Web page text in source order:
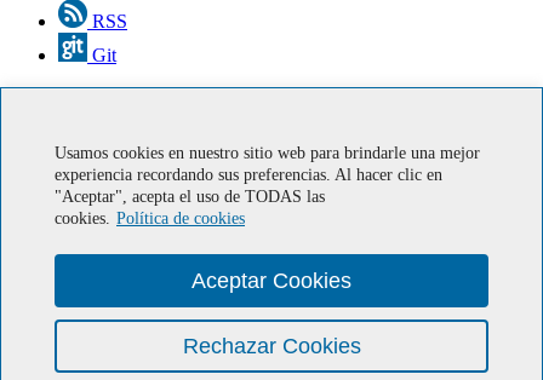
Usamos cookies en nuestro sitio web para brindarle una mejor
experiencia recordando sus preferencias. Al hacer clic en
"Aceptar", acepta el uso de TODAS las
cookies. Política de cookies
Rechazar Cookies
Aceptar Cookies
RSS
Git
Aviso legal
Cookies
Accesibilidad
Soporte informático
Miembro de Europractice
Ministerio de economía, industria y competitividad. Gobierno